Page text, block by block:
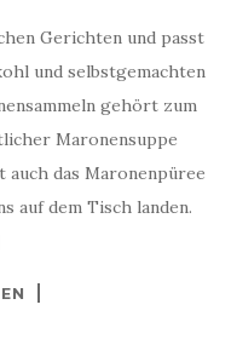
Gerichten und passt
und selbstgemachten
gehört zum
Maronensuppe
das Maronenpüree
auf dem Tisch landen.